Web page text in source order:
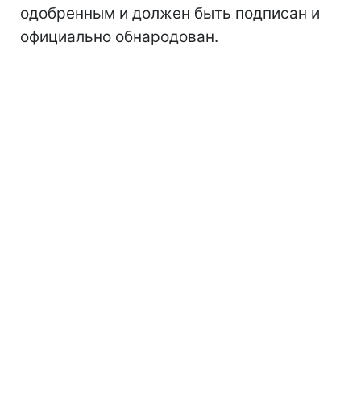
одобренным и должен быть подписан и
официально обнародован.